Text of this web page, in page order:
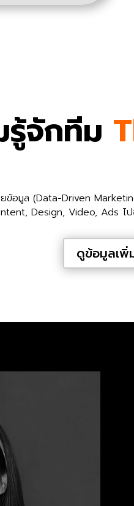
รู้จักทีม
อมูล (Data-Driven
Design, Video, Ads
ดูข้อมูลเพิ่